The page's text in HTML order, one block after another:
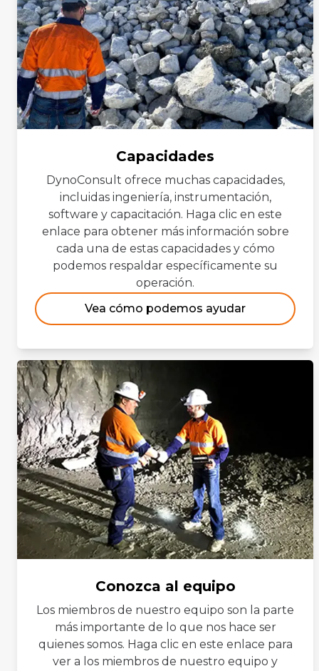
Capacidades
DynoConsult ofrece muchas capacidades,
incluidas ingeniería, instrumentación,
software y capacitación. Haga clic en este
enlace para obtener más información sobre
cada una de estas capacidades y cómo
podemos respaldar específicamente su
operación.
Vea cómo podemos ayudar
Conozca al equipo
Los miembros de nuestro equipo son la parte
más importante de lo que nos hace ser
quienes somos. Haga clic en este enlace para
ver a los miembros de nuestro equipo y